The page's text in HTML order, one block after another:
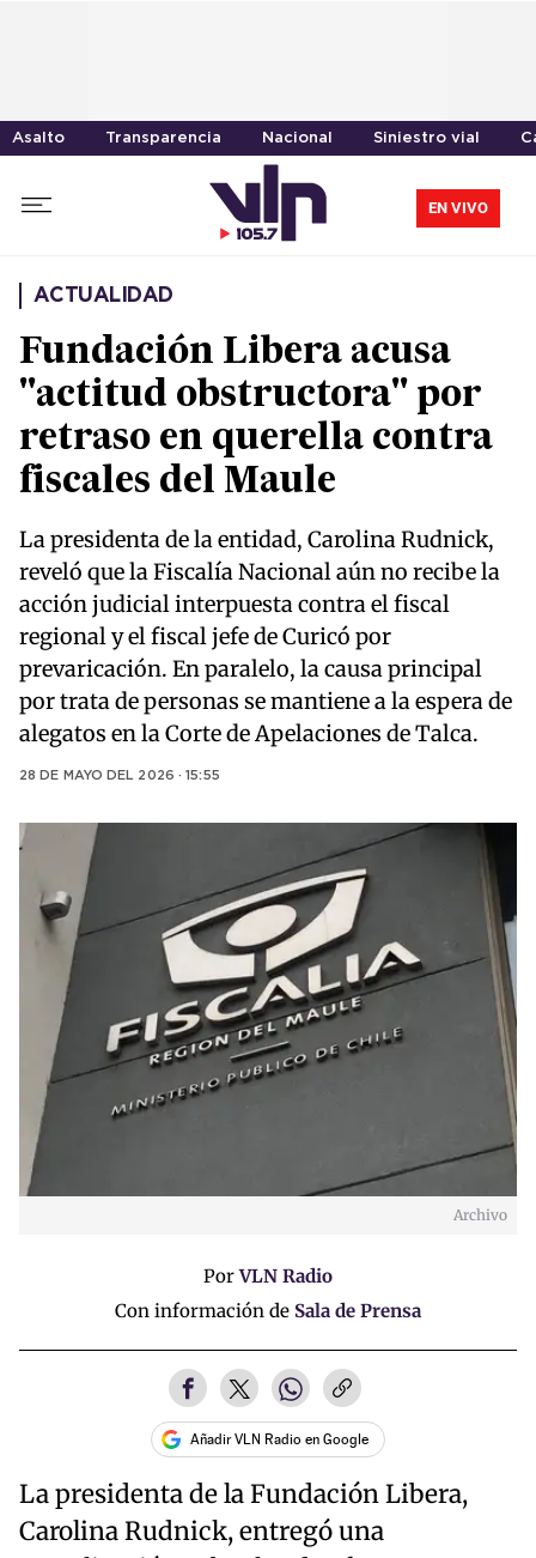
Asalto Transparencia Nacional Siniestro vial
EN VIVO
ACTUALIDAD
Fundación Libera acusa
"actitud obstructora" por
retraso en querella contra
fiscales del Maule
La presidenta de la entidad, Carolina Rudnick,
reveló que la Fiscalía Nacional aún no recibe la
acción judicial interpuesta contra el fiscal
regional y el fiscal jefe de Curicó por
prevaricación. En paralelo, la causa principal
por trata de personas se mantiene a la espera de
alegatos en la Corte de Apelaciones de Talca.
28 DE MAYO DEL 2026 · 15:55
Archivo
PorVLN Radio
Con información de Sala de Prensa
Añadir VLN Radio en Google
La presidenta de la Fundación Libera,
Carolina Rudnick, entregó una